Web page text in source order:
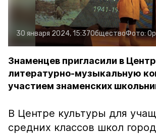
30 января 2024, 15:37ОбществоФото:
Знаменцев пригласили в
литературно-музыкальную
участием знаменских
В Центре культуры для
средних классов школ